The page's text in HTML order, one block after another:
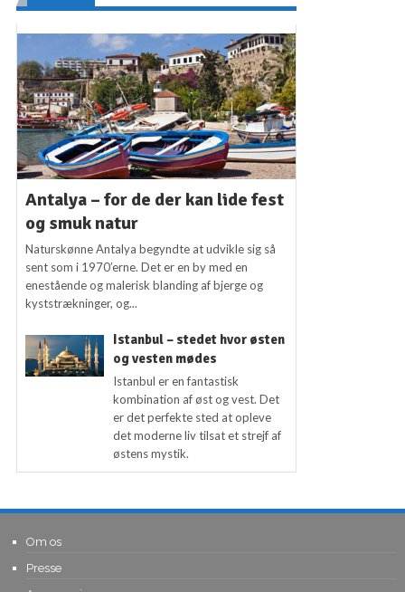
Antalya – for de der kan lide fest
og smuk natur
Naturskønne Antalya begyndte at udvikle sig så
sent som i 1970’erne. Det er en by med en
enestående og malerisk blanding af bjerge og
kyststrækninger, og...
Istanbul – stedet hvor østen
og vesten mødes
Istanbul er en fantastisk
kombination af øst og vest. Det
er det perfekte sted at opleve
det moderne liv tilsat et strejf af
østens mystik.
Om os
Presse